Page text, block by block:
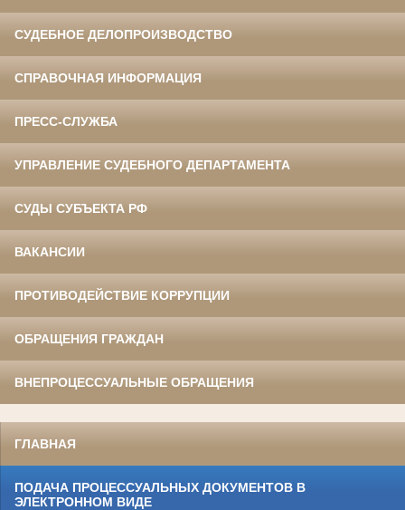
СУДЕБНОЕ ДЕЛОПРОИЗВОДСТВО
СПРАВОЧНАЯ ИНФОРМАЦИЯ
ПРЕСС-СЛУЖБА
УПРАВЛЕНИЕ СУДЕБНОГО ДЕПАРТАМЕНТА
СУДЫ СУБЪЕКТА РФ
ВАКАНСИИ
ПРОТИВОДЕЙСТВИЕ КОРРУПЦИИ
ОБРАЩЕНИЯ ГРАЖДАН
ВНЕПРОЦЕССУАЛЬНЫЕ ОБРАЩЕНИЯ
ГЛАВНАЯ
ПОДАЧА ПРОЦЕССУАЛЬНЫХ ДОКУМЕНТОВ В
ЭЛЕКТРОННОМ ВИДЕ